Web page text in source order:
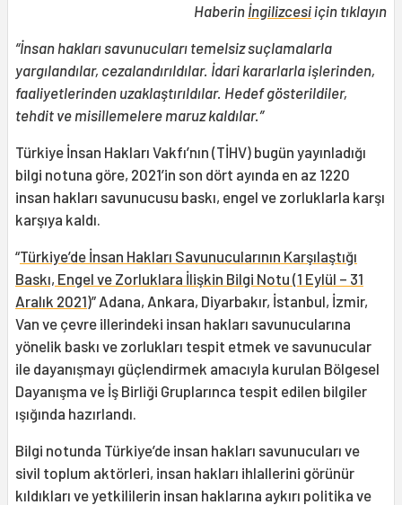
Haberin İngilizcesi için tıklayın
“İnsan hakları savunucuları temelsiz suçlamalarla
yargılandılar, cezalandırıldılar. İdari kararlarla işlerinden,
faaliyetlerinden uzaklaştırıldılar. Hedef gösterildiler,
tehdit ve misillemelere maruz kaldılar.”
Türkiye İnsan Hakları Vakfı’nın (TİHV) bugün yayınladığı
bilgi notuna göre, 2021’in son dört ayında en az 1220
insan hakları savunucusu baskı, engel ve zorluklarla karşı
karşıya kaldı.
“Türkiye’de İnsan Hakları Savunucularının Karşılaştığı
Baskı, Engel ve Zorluklara İlişkin Bilgi Notu (1 Eylül – 31
Aralık 2021)” Adana, Ankara, Diyarbakır, İstanbul, İzmir,
Van ve çevre illerindeki insan hakları savunucularına
yönelik baskı ve zorlukları tespit etmek ve savunucular
ile dayanışmayı güçlendirmek amacıyla kurulan Bölgesel
Dayanışma ve İş Birliği Gruplarınca tespit edilen bilgiler
ışığında hazırlandı.
Bilgi notunda Türkiye’de insan hakları savunucuları ve
sivil toplum aktörleri, insan hakları ihlallerini görünür
kıldıkları ve yetkililerin insan haklarına aykırı politika ve